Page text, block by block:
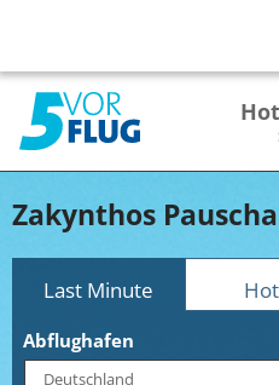
Zakynthos
Last Minute
Abflughafen